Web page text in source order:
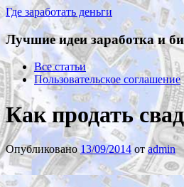
Где заработать деньги
Лучшие идеи заработка и
Все статьи
Пользовательское соглашение
Как продать
Опубликовано13/09/2014 отadmin